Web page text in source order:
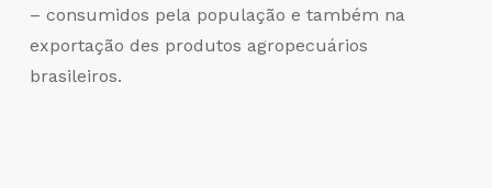
– consumidos pela população e também na
exportação des produtos agropecuários
brasileiros.